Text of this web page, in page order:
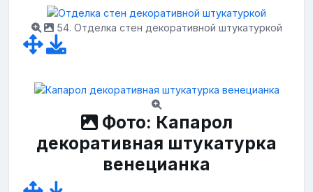
54. Отделка стен декоративной штукатуркой
Фото: Капарол
декоративная штукатурка
венецианка